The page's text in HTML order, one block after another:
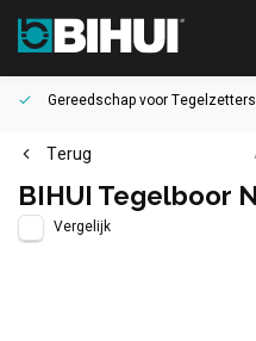
Gereedschap voorTegelzetters
Terug
BIHUI Tegelboor
Vergelijk